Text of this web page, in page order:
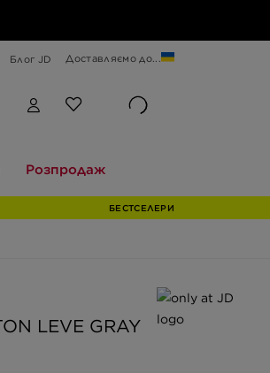
Блог JD Доставляємо до...
Розпродаж
БЕСТСЕЛЕРИ
LEVE GRAY